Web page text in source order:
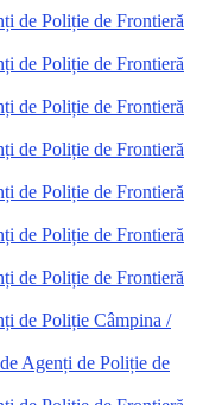
de Poliție de Frontieră
de Poliție de Frontieră
de Poliție de Frontieră
de Poliție de Frontieră
de Poliție de Frontieră
de Poliție de Frontieră
de Poliție de Frontieră
de Poliție Câmpina /
Agenți de Poliție de